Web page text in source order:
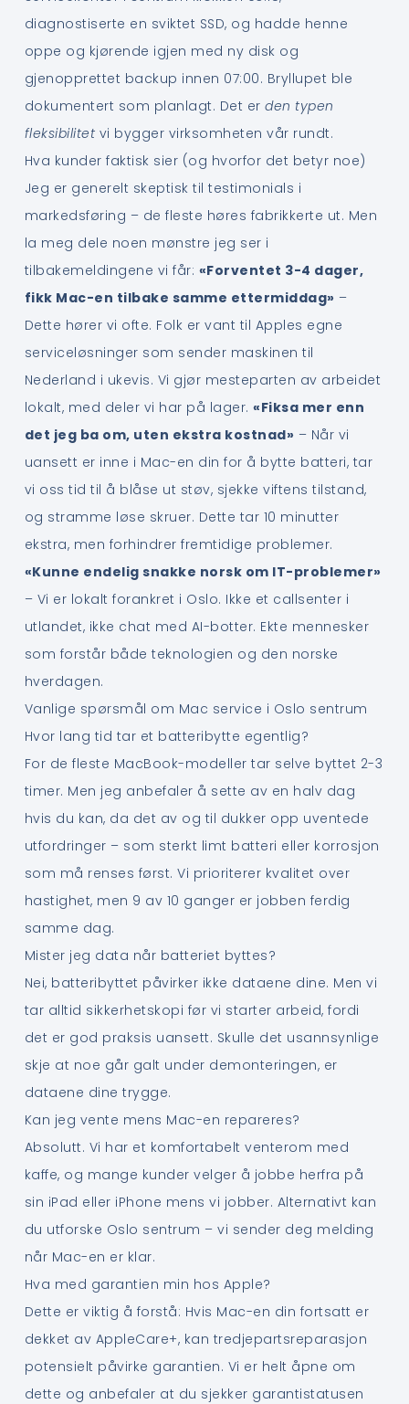
diagnostiserte en sviktet SSD, og hadde henne
oppe og kjørende igjen med ny disk og
gjenopprettet backup innen 07:00. Bryllupet ble
dokumentert som planlagt. Det erden typen
fleksibilitet vi bygger virksomheten vår rundt.
Hva kunder faktisk sier (og hvorfor det betyr noe)
Jeg er generelt skeptisk til testimonials i
markedsføring – de fleste høres fabrikkerte ut. Men
la meg dele noen mønstre jeg ser i
tilbakemeldingene vi får: «Forventet 3-4 dager,
fikk Mac-en tilbake samme ettermiddag» –
Dette hører vi ofte. Folk er vant til Apples egne
serviceløsninger som sender maskinen til
Nederland i ukevis. Vi gjør mesteparten av arbeidet
lokalt, med deler vi har på lager.«Fiksa mer enn
det jeg ba om, uten ekstra kostnad» – Når vi
uansett er inne i Mac-en din for å bytte batteri, tar
vi oss tid til å blåse ut støv, sjekke viftens tilstand,
og stramme løse skruer. Dette tar 10 minutter
ekstra, men forhindrer fremtidige problemer.
«Kunne endelig snakke norsk om IT-problemer»
– Vi er lokalt forankret i Oslo. Ikke et callsenter i
utlandet, ikke chat med AI-botter. Ekte mennesker
som forstår både teknologien og den norske
hverdagen.
Vanlige spørsmål om Mac service i Oslo sentrum
Hvor lang tid tar et batteribytte egentlig?
For de fleste MacBook-modeller tar selve byttet 2-3
timer. Men jeg anbefaler å sette av en halv dag
hvis du kan, da det av og til dukker opp uventede
utfordringer – som sterkt limt batteri eller korrosjon
som må renses først. Vi prioriterer kvalitet over
hastighet, men 9 av 10 ganger er jobben ferdig
samme dag.
Mister jeg data når batteriet byttes?
Nei, batteribyttet påvirker ikke dataene dine. Men vi
tar alltid sikkerhetskopi før vi starter arbeid, fordi
det er god praksis uansett. Skulle det usannsynlige
skje at noe går galt under demonteringen, er
dataene dine trygge.
Kan jeg vente mens Mac-en repareres?
Absolutt. Vi har et komfortabelt venterom med
kaffe, og mange kunder velger å jobbe herfra på
sin iPad eller iPhone mens vi jobber. Alternativt kan
du utforske Oslo sentrum – vi sender deg melding
når Mac-en er klar.
Hva med garantien min hos Apple?
Dette er viktig å forstå: Hvis Mac-en din fortsatt er
dekket av AppleCare+, kan tredjepartsreparasjon
potensielt påvirke garantien. Vi er helt åpne om
dette og anbefaler at du sjekker garantistatusen